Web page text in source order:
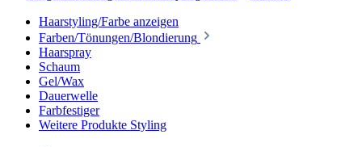
Haarstyling/Farbe anzeigen
Farben/Tönungen/Blondierung
Haarspray
Schaum
Gel/Wax
Dauerwelle
Farbfestiger
Weitere Produkte Styling